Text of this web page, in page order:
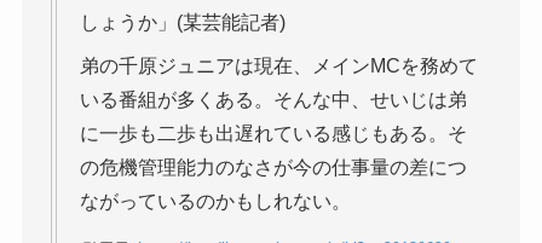
しょうか」(某芸能記者)
弟の千原ジュニアは現在、メインMCを務めて
いる番組が多くある。そんな中、せいじは弟
に一歩も二歩も出遅れている感じもある。そ
の危機管理能力のなさが今の仕事量の差につ
ながっているのかもしれない。